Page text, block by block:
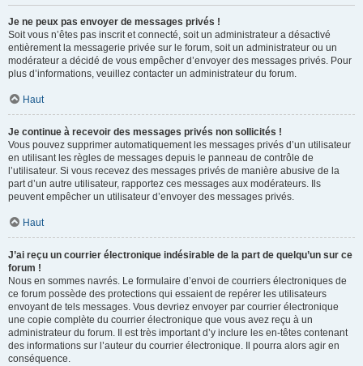
Je ne peux pas envoyer de messages privés !
Soit vous n’êtes pas inscrit et connecté, soit un administrateur a désactivé
entièrement la messagerie privée sur le forum, soit un administrateur ou un
modérateur a décidé de vous empêcher d’envoyer des messages privés. Pour
plus d’informations, veuillez contacter un administrateur du forum.
Haut
Je continue à recevoir des messages privés non sollicités !
Vous pouvez supprimer automatiquement les messages privés d’un utilisateur
en utilisant les règles de messages depuis le panneau de contrôle de
l’utilisateur. Si vous recevez des messages privés de manière abusive de la
part d’un autre utilisateur, rapportez ces messages aux modérateurs. Ils
peuvent empêcher un utilisateur d’envoyer des messages privés.
Haut
J’ai reçu un courrier électronique indésirable de la part de quelqu’un sur ce
forum !
Nous en sommes navrés. Le formulaire d’envoi de courriers électroniques de
ce forum possède des protections qui essaient de repérer les utilisateurs
envoyant de tels messages. Vous devriez envoyer par courrier électronique
une copie complète du courrier électronique que vous avez reçu à un
administrateur du forum. Il est très important d’y inclure les en-têtes contenant
des informations sur l’auteur du courrier électronique. Il pourra alors agir en
conséquence.